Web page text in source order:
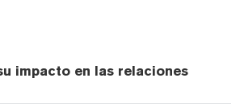
impacto en las relaciones